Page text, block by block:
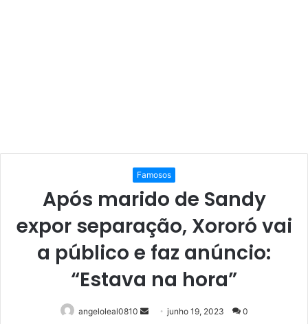
Famosos
Após marido de Sandy
expor separação, Xororó vai
a público e faz anúncio:
“Estava na hora”
angeloleal0810
Mandejunho 19, 2023 0